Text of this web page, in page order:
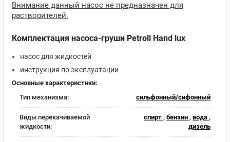
Внимание данный насос не предназначен для
растворителей.
Комплектация насоса-груши Petroll Hand lux
насос для жидкостей
инструкция по эксплуатации
Основные характеристики:
Тип механизма:
сильфонный/сифонный
Виды перекачиваемой
жидкости:
спирт , бензин , вода ,
дизель